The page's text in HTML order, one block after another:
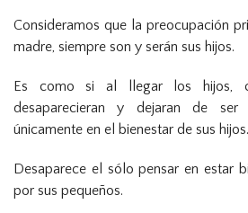
Consideramos que la preocupación
madre, siempre son y serán sus hijos.
Es como si al llegar los hijos,
desaparecieran y dejaran de ser
únicamente en el bienestar de sus hijos.
Desaparece el sólo pensar en estar
por sus pequeños.